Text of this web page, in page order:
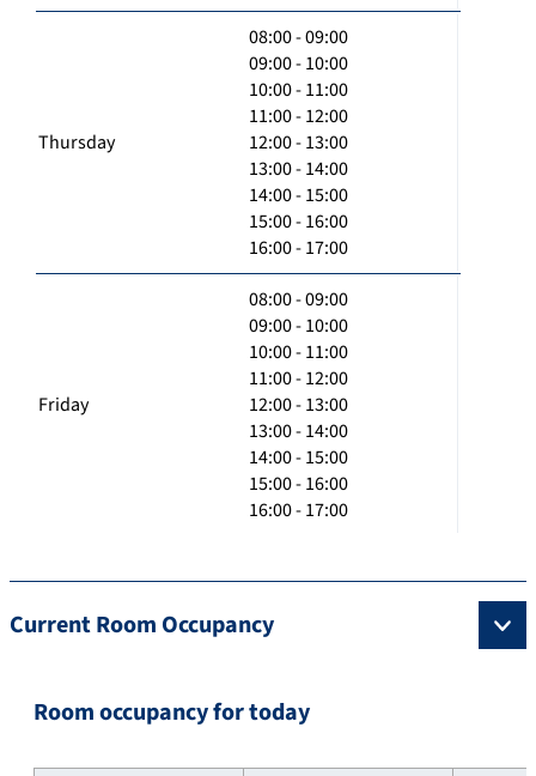
Thursday
08:00 - 09:00
09:00 - 10:00
10:00 - 11:00
11:00 - 12:00
12:00 - 13:00
13:00 - 14:00
14:00 - 15:00
15:00 - 16:00
16:00 - 17:00
Friday
08:00 - 09:00
09:00 - 10:00
10:00 - 11:00
11:00 - 12:00
12:00 - 13:00
13:00 - 14:00
14:00 - 15:00
15:00 - 16:00
16:00 - 17:00
Current Room Occupancy
Room occupancy for today